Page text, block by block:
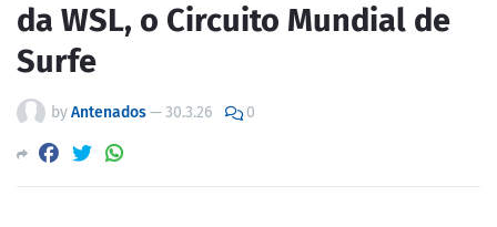
da WSL, o Circuito Mundial de
Surfe
byAntenados—30.3.26 0